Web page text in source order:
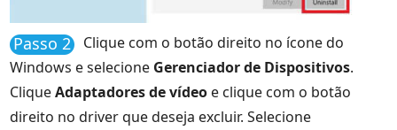
Passo 2
Clique com o botão direito no ícone do
Windows e selecione Gerenciador de Dispositivos.
CliqueAdaptadores de vídeo e clique com o botão
direito no driver que deseja excluir. Selecione